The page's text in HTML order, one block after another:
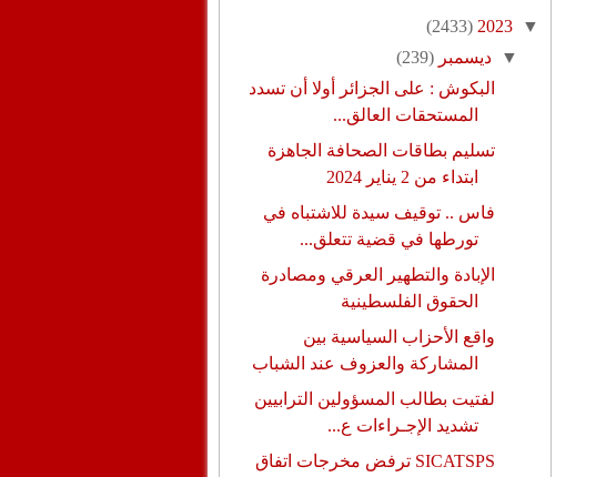
▼
2023
(2433)
▼ديسمبر(239)
البكوش : على الجزائر أولا أن تسدد
المستحقات العالق...
تسليم بطاقات الصحافة الجاهزة
ابتداء من 2 يناير 2024
فاس .. توقيف سيدة للاشتباه في
تورطها في قضية تتعلق...
الإبادة والتطهير العرقي ومصادرة
الحقوق الفلسطينية
واقع الأحزاب السياسية بين
المشاركة والعزوف عند الشباب
لفتيت بطالب المسؤولين الترابيين
تشديد الإجـراءات ع...
SICATSPS ترفض مخرجات اتفاق